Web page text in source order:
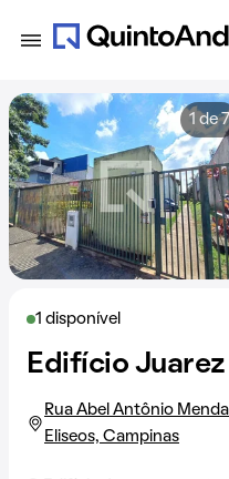
1 disponível
Edifício Juarez
Rua Abel Antônio
Eliseos, Campinas
1 de 7